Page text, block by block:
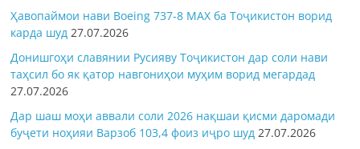
Ҳавопаймои нави Boeing 737-8 MAX ба Тоҷикистон ворид
карда шуд 27.07.2026
Донишгоҳи славянии Русияву Тоҷикистон дар соли нави
таҳсил бо як қатор навгониҳои муҳим ворид мегардад
27.07.2026
Дар шаш моҳи аввали соли 2026 нақшаи қисми даромади
буҷети ноҳияи Варзоб 103,4 фоиз иҷро шуд 27.07.2026